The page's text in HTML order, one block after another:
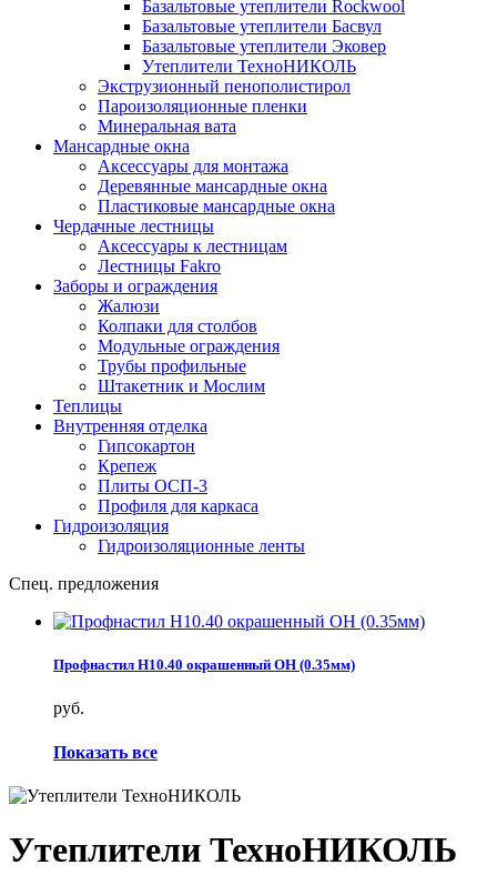
Базальтовые утеплители Rockwool
Базальтовые утеплители Басвул
Базальтовые утеплители Эковер
Утеплители ТехноНИКОЛЬ
Экструзионный пенополистирол
Пароизоляционные пленки
Минеральная вата
Мансардные окна
Аксессуары для монтажа
Деревянные мансардные окна
Пластиковые мансардные окна
Чердачные лестницы
Аксессуары к лестницам
Лестницы Fakro
Заборы и ограждения
Жалюзи
Колпаки для столбов
Модульные ограждения
Трубы профильные
Штакетник и Мослим
Теплицы
Внутренняя отделка
Гипсокартон
Крепеж
Плиты ОСП-3
Профиля для каркаса
Гидроизоляция
Гидроизоляционные ленты
Спец. предложения
Профнастил Н10.40 окрашенный ОН (0.35мм)
руб.
Показать все
Утеплители ТехноНИКОЛЬ